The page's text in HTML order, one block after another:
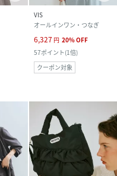
VIS
オールインワン・つなぎ
6,327 円 20%OFF
57ポイント(1倍)
クーポン対象